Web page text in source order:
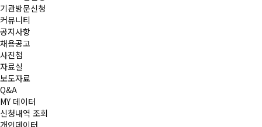
기관방문신청
커뮤니티
공지사항
채용공고
사진첩
자료실
보도자료
Q&A
MY 데이터
신청내역 조회